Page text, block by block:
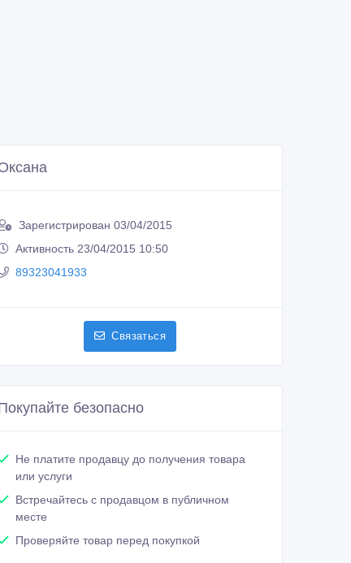
Зарегистрирован 03/04/2015
Активность 23/04/2015 10:50
89323041933
Связаться
безопасно
Не платите продавцу до получения товара
или услуги
Встречайтесь с продавцом в публичном
месте
Проверяйте товар перед покупкой